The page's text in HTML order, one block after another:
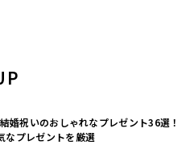
婚祝いのおしゃれなプレゼント36選！
なプレゼントを厳選